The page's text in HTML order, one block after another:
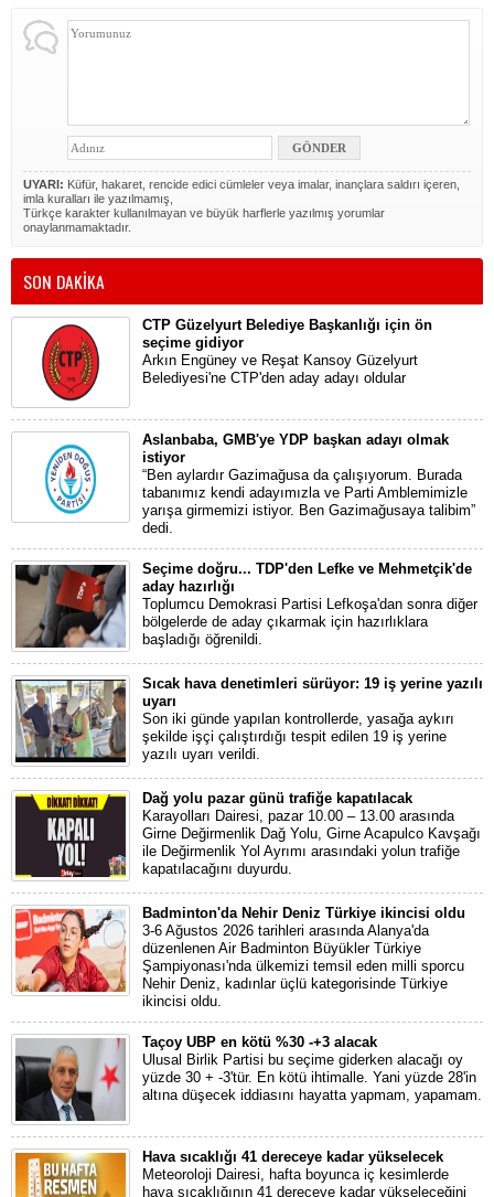
UYARI: Küfür, hakaret, rencide edici cümleler veya imalar, inançlara saldırı içeren,
imla kuralları ile yazılmamış,
Türkçe karakter kullanılmayan ve büyük harflerle yazılmış yorumlar
onaylanmamaktadır.
SON DAKİKA
CTP Güzelyurt Belediye Başkanlığı için ön
seçime gidiyor
Arkın Engüney ve Reşat Kansoy Güzelyurt
Belediyesi'ne CTP'den aday adayı oldular
Aslanbaba, GMB'ye YDP başkan adayı olmak
istiyor
“Ben aylardır Gazimağusa da çalışıyorum. Burada
tabanımız kendi adayımızla ve Parti Amblemimizle
yarışa girmemizi istiyor. Ben Gazimağusaya talibim”
dedi.
Seçime doğru... TDP'den Lefke ve Mehmetçik'de
aday hazırlığı
Toplumcu Demokrasi Partisi Lefkoşa'dan sonra diğer
bölgelerde de aday çıkarmak için hazırlıklara
başladığı öğrenildi.
Sıcak hava denetimleri sürüyor: 19 iş yerine yazılı
uyarı
Son iki günde yapılan kontrollerde, yasağa aykırı
şekilde işçi çalıştırdığı tespit edilen 19 iş yerine
yazılı uyarı verildi.
Dağ yolu pazar günü trafiğe kapatılacak
Karayolları Dairesi, pazar 10.00 – 13.00 arasında
Girne Değirmenlik Dağ Yolu, Girne Acapulco Kavşağı
ile Değirmenlik Yol Ayrımı arasındaki yolun trafiğe
kapatılacağını duyurdu.
Badminton'da Nehir Deniz Türkiye ikincisi oldu
3-6 Ağustos 2026 tarihleri arasında Alanya'da
düzenlenen Air Badminton Büyükler Türkiye
Şampiyonası'nda ülkemizi temsil eden milli sporcu
Nehir Deniz, kadınlar üçlü kategorisinde Türkiye
ikincisi oldu.
Taçoy UBP en kötü %30 -+3 alacak
Ulusal Birlik Partisi bu seçime giderken alacağı oy
yüzde 30 + -3'tür. En kötü ihtimalle. Yani yüzde 28'in
altına düşecek iddiasını hayatta yapmam, yapamam.
Hava sıcaklığı 41 dereceye kadar yükselecek
Meteoroloji Dairesi, hafta boyunca iç kesimlerde
hava sıcaklığının 41 dereceye kadar yükseleceğini